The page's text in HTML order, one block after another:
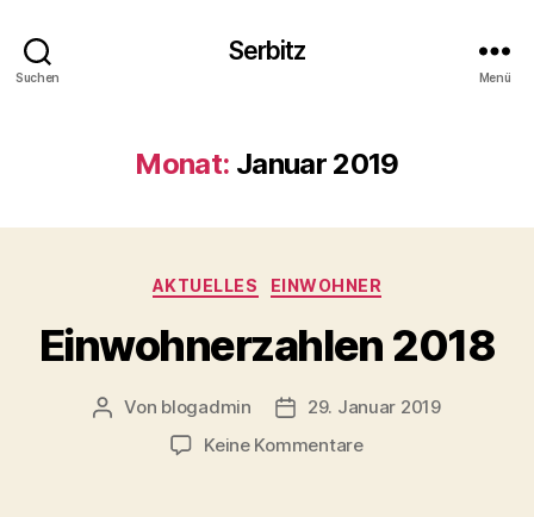
Suchen
Serbitz
Menü
Monat: Januar 2019
Kategorien
AKTUELLES EINWOHNER
Einwohnerzahlen 2018
Beitragsautor
Von blogadmin Beitragsdatum
29. Januar 2019
Keine Kommentarezu